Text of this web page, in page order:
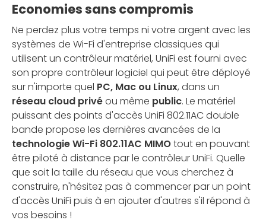
Economies sans compromis
Ne perdez plus votre temps ni votre argent avec les
systèmes de Wi-Fi d'entreprise classiques qui
utilisent un contrôleur matériel, UniFi est fourni avec
son propre contrôleur logiciel qui peut être déployé
sur n'importe quel PC, Mac ou Linux, dans un
réseau cloud privéou même public. Le matériel
puissant des points d'accès UniFi 802.11AC double
bande propose les dernières avancées de la
technologie Wi-Fi 802.11AC MIMOtout en pouvant
être piloté à distance par le contrôleur UniFi. Quelle
que soit la taille du réseau que vous cherchez à
construire, n'hésitez pas à commencer par un point
d'accès UniFi puis à en ajouter d'autres s'il répond à
vos besoins !